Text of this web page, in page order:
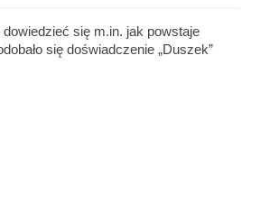
się m.in. jak powstaje
się doświadczenie „Duszek”